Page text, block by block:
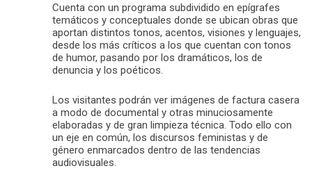
Cuenta con un programa subdividido en epígrafes
temáticos y conceptuales donde se ubican obras que
aportan distintos tonos, acentos, visiones y lenguajes,
desde los más críticos a los que cuentan con tonos
de humor, pasando por los dramáticos, los de
denuncia y los poéticos.
Los visitantes podrán ver imágenes de factura casera
a modo de documental y otras minuciosamente
elaboradas y de gran limpieza técnica. Todo ello con
un eje en común, los discursos feministas y de
género enmarcados dentro de las tendencias
audiovisuales.